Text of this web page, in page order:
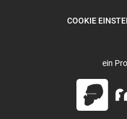
COOKIE
ein